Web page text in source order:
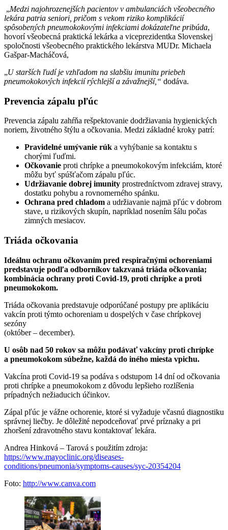
„Medzi najohrozenejších pacientov v ambulanciách všeobecného
lekára patria seniori, pričom s vekom riziko komplikácií
spôsobených pneumokokovými infekciami dokázateľne pribúda,
hovorí všeobecná praktická lekárka a viceprezidentka Slovenskej
spoločnosti všeobecného praktického lekárstva MUDr. Michaela
Gašpar-Macháčová,
„U starších ľudí je vzhľadom na slabšiu imunitu priebeh
pneumokokových infekcií rýchlejší a závažnejší,“ dodáva.
Prevencia zápalu pľúc
Prevencia zápalu zahŕňa rešpektovanie dodržiavania hygienických
noriem, životného štýlu a očkovania. Medzi základné kroky patrí:
Pravidelné umývanie rúk a vyhýbanie sa kontaktu s
chorými ľuďmi.
Očkovanie proti chrípke a pneumokokovým infekciám, ktoré
môžu byť spúšťačom zápalu pľúc.
Udržiavanie dobrej imunity prostredníctvom zdravej stravy,
dostatku pohybu a rovnomerného spánku.
Ochrana pred chladom a udržiavanie najmä pľúc v dobrom
stave, u rizikových skupín, napríklad nosením šálu počas
zimných mesiacov.
Triáda očkovania
Ideálnu ochranu očkovaním pred respiračnými ochoreniami
predstavuje podľa odborníkov takzvaná triáda očkovania;
kombinácia ochrany proti Covid-19, proti chrípke a proti
pneumokokom.
Triáda očkovania predstavuje odporúčané postupy pre aplikáciu
vakcín proti týmto ochoreniam u dospelých v čase chrípkovej
sezóny
(október – december).
U osôb nad 50 rokov sa môžu podávať vakcíny proti chrípke
a pneumokokom súbežne, každá do iného miesta vpichu.
Vakcína proti Covid-19 sa podáva s odstupom 14 dní od očkovania
proti chrípke a pneumokokom z dôvodu lepšieho rozlíšenia
prípadných nežiaducich účinkov.
Zápal pľúc je vážne ochorenie, ktoré si vyžaduje včasnú diagnostiku
správnej liečby. Je dôležité nepodceňovať prvé príznaky a pri
zhoršení zdravotného stavu kontaktovať lekára.
Andrea Hinková – Tarová s použitím zdroja:
https://www.mayoclinic.org/diseases-
conditions/pneumonia/symptoms-causes/syc-20354204
Foto: http://www.canva.com